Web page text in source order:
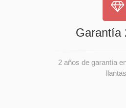
Garantía
2 años de garantía